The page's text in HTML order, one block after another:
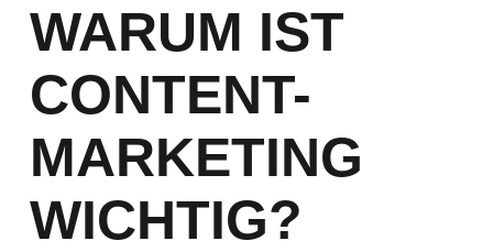
WARUM IST
CONTENT-
MARKETING
WICHTIG?